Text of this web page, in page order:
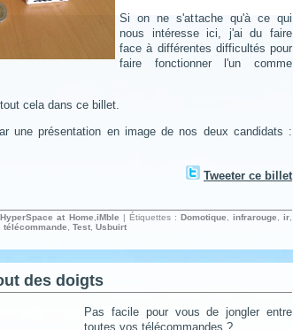
Si on ne s'attache qu'à ce qui
nous intéresse ici, j'ai du faire
face à différentes difficultés pour
faire fonctionner l'un comme
cela dans ce billet.
une présentation en image de nos deux candidats :
Tweeter ce billet
,HyperSpace at Home iMble | Étiquettes : Domotique infrarouge ,ir
télécommande Test Usbuirt
des doigts
Pas facile pour vous de jongler entre
toutes vos télécommandes ?